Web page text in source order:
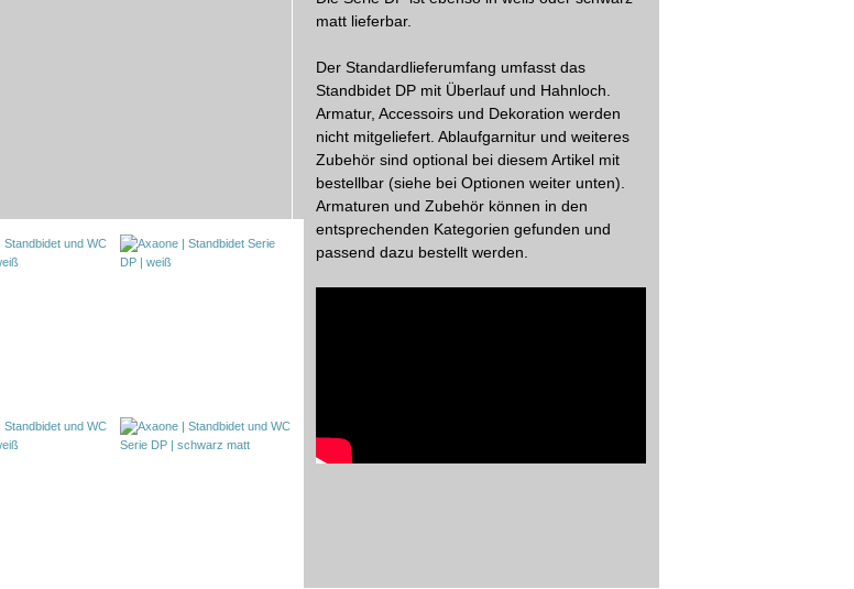
matt lieferbar.
Der Standardlieferumfang umfasst das
Standbidet DP mit Überlauf und Hahnloch.
Armatur, Accessoirs und Dekoration werden
nicht mitgeliefert. Ablaufgarnitur und weiteres
Zubehör sind optional bei diesem Artikel mit
bestellbar (siehe bei Optionen weiter unten).
Armaturen und Zubehör können in den
entsprechenden Kategorien gefunden und
passend dazu bestellt werden.